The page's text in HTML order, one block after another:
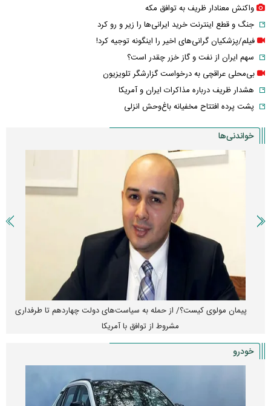
واکنش معنادار ظریف به توافق مکه
جنگ و قطع اینترنت خرید ایرانی‌ها را زیر و رو کرد
فیلم/پزشکیان گرانی‌های اخیر را اینگونه توجیه کرد!
سهم ایران از نفت و گاز خزر چقدر است؟
بی‌محلی عراقچی به درخواست گزارشگر تلویزیون
هشدار ظریف درباره مذاکرات ایران و آمریکا
پشت پرده افتتاح مخفیانه باغ‌وحش انزلی
خواندنی‌ها
پیمان مولوی کیست؟/ از حمله به سیاست‌های دولت چهاردهم تا طرفداری
مشروط از توافق با آمریکا
خودرو